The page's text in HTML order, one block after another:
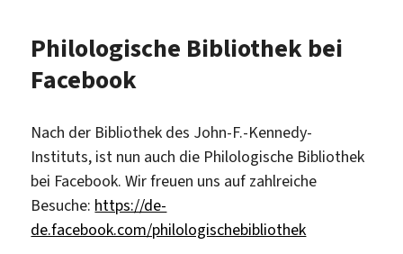
Philologische Bibliothek bei
Facebook
Nach der Bibliothek des John-F.-Kennedy-
Instituts, ist nun auch die Philologische Bibliothek
bei Facebook. Wir freuen uns auf zahlreiche
Besuche: https://de-
de.facebook.com/philologischebibliothek